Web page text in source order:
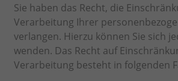
Sie haben das Recht, die
Verarbeitung Ihrer
verlangen. Hierzu können Sie sich
wenden. Das Recht auf
Verarbeitung besteht in folgenden